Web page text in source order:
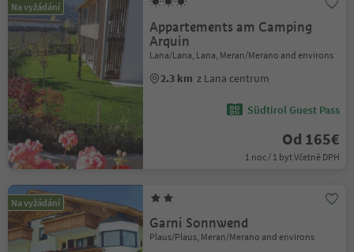
Na vyžádání
Appartements am Camping
Arquin
Lana/Lana, Lana, Meran/Merano and environs
2.3 km z Lana centrum
Südtirol Guest Pass
Od 165€
1 noc / 1 byt Včetně DPH
Na vyžádání
Garni Sonnwend
Plaus/Plaus, Meran/Merano and environs